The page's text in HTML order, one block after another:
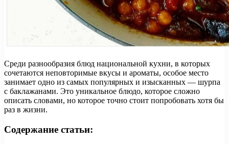
Среди разнообразия блюд национальной кухни, в которых
сочетаются неповторимые вкусы и ароматы, особое место
занимает одно из самых популярных и изысканных — шурпа
с баклажанами. Это уникальное блюдо, которое сложно
описать словами, но которое точно стоит попробовать хотя бы
раз в жизни.
Содержание статьи: